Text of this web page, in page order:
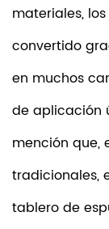
materiales,
convertido
en muchos
de aplicación
mención que,
tradicionales,
tablero de